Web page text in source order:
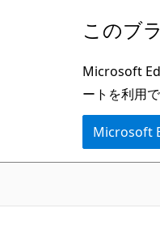
このブ
Microsoft
ートを利用で
Microsoft